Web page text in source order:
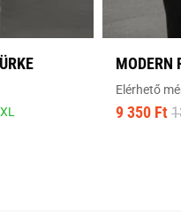
MODERN
Elérhető
9 350 Ft